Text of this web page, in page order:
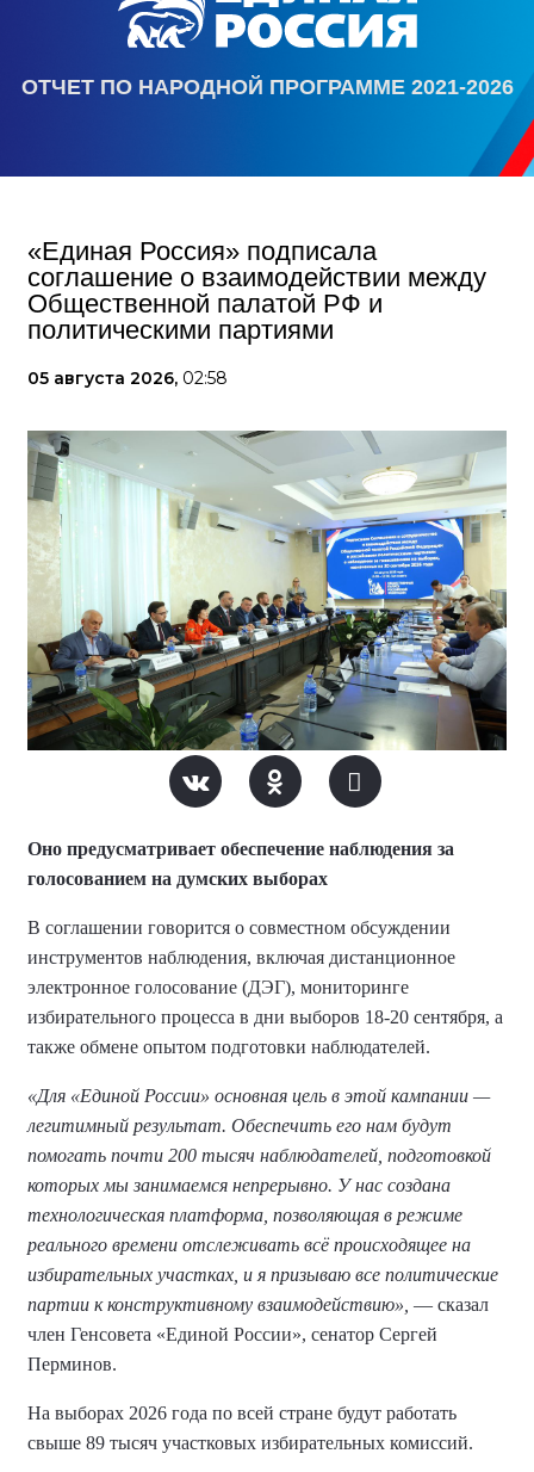
ОТЧЕТ ПО НАРОДНОЙ ПРОГРАММЕ 2021-2026
«Единая Россия» подписала
соглашение о взаимодействии между
Общественной палатой РФ и
политическими партиями
05 августа 2026, 02:58
Оно предусматривает обеспечение наблюдения за
голосованием на думских выборах
В соглашении говорится о совместном обсуждении
инструментов наблюдения, включая дистанционное
электронное голосование (ДЭГ), мониторинге
избирательного процесса в дни выборов 18-20 сентября, а
также обмене опытом подготовки наблюдателей.
«Для «Единой России» основная цель в этой кампании —
легитимный результат. Обеспечить его нам будут
помогать почти 200 тысяч наблюдателей, подготовкой
которых мы занимаемся непрерывно. У нас создана
технологическая платформа, позволяющая в режиме
реального времени отслеживать всё происходящее на
избирательных участках, и я призываю все политические
партии к конструктивному взаимодействию», — сказал
член Генсовета «Единой России», сенатор Сергей
Перминов.
На выборах 2026 года по всей стране будут работать
свыше 89 тысяч участковых избирательных комиссий.